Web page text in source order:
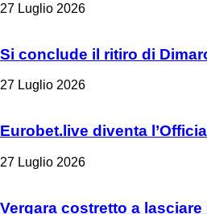
27 Luglio 2026
Si conclude il ritiro di
27 Luglio 2026
Eurobet.live diventa
27 Luglio 2026
Vergara costretto a